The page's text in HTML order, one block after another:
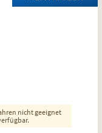
nicht geeignet